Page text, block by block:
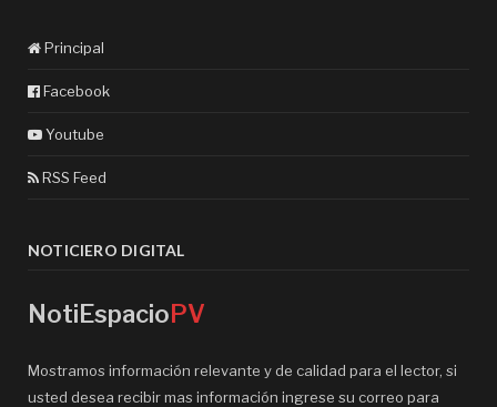
Principal
Facebook
Youtube
RSS Feed
NOTICIERO DIGITAL
NotiEspacioPV
Mostramos información relevante y de calidad para el lector, si
usted desea recibir mas información ingrese su correo para